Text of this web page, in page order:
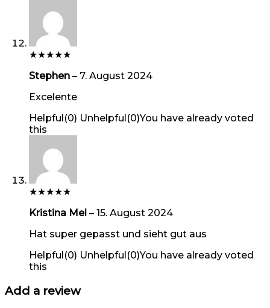
★★★★★
Stephen – 7. August 2024
Excelente
Helpful(0) Unhelpful(0)You have already voted
this
★★★★★
Kristina Mel – 15. August 2024
Hat super gepasst und sieht gut aus
Helpful(0) Unhelpful(0)You have already voted
this
Add a review